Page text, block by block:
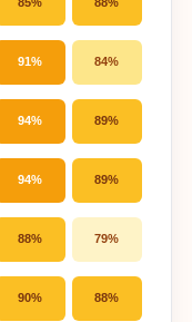
91% 84%
94% 89%
94% 89%
88% 79%
90% 88%